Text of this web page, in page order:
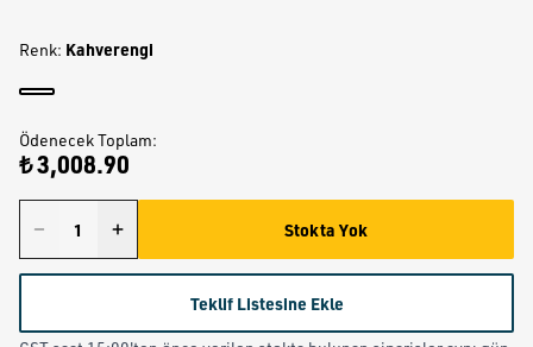
Renk: Kahverengi
Ödenecek Toplam:
₺ 3,008.90
Stokta Yok
Teklif Listesine Ekle